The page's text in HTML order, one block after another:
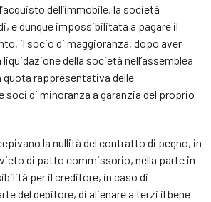
dell’immobile, la società
e dunque impossibilitata a pagare il
il socio di maggioranza, dopo aver
della società nell’assemblea
rappresentativa delle
soci di minoranza a garanzia del proprio
la nullità del contratto di pegno, in
di patto commissorio, nella parte in
per il creditore, in caso di
del debitore, di alienare a terzi il bene